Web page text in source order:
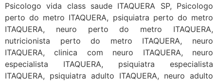
Psicologo vida class saude ITAQUERA SP, Psicologo
perto do metro ITAQUERA, psiquiatra perto do metro
ITAQUERA, neuro perto do metro ITAQUERA,
nutricionista perto do metro ITAQUERA, neuro
ITAQUERA, clinica com neuro ITAQUERA, neuro
especialista ITAQUERA, psiquiatra especialista
ITAQUERA, psiquiatra adulto ITAQUERA, neuro adulto